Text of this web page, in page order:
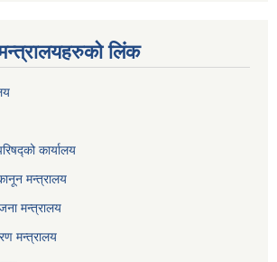
लिंक
कार्यालय
मन्त्रालय
मन्त्रालय
मन्त्रालय